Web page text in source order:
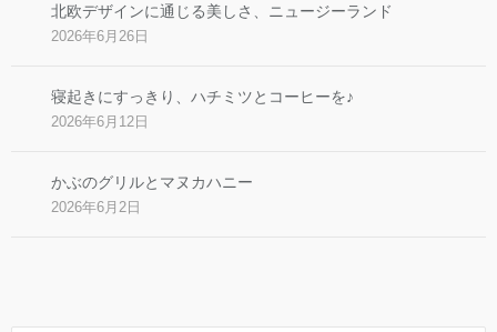
北欧デザインに通じる美しさ、ニュージーランド
2026年6月26日
寝起きにすっきり、ハチミツとコーヒーを♪
2026年6月12日
かぶのグリルとマヌカハニー
2026年6月2日